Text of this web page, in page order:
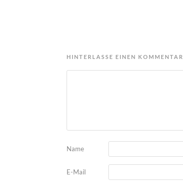
HINTERLASSE EINEN KOMMENTAR
Name
E-Mail